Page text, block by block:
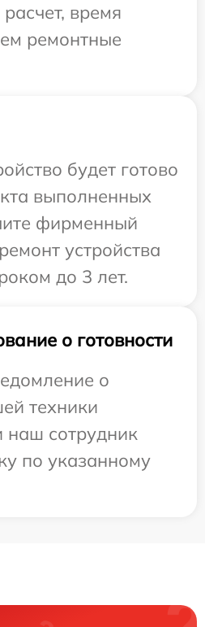
время
ремонтные
будет готово
выполненных
фирменный
устройства
до 3 лет.
о готовности
о
техники
наш сотрудник
по указанному